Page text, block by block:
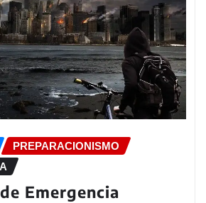
PREPARACIONISMO
Emergencia